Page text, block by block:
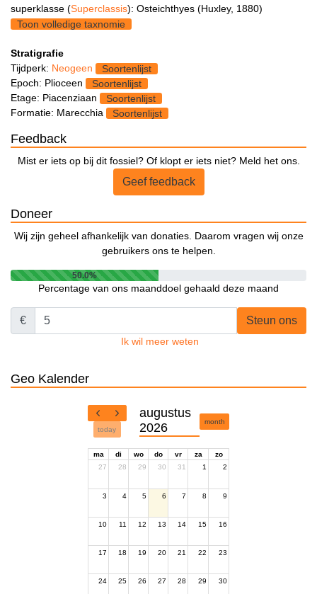
superklasse (Superclassis): Osteichthyes (Huxley, 1880)
Toon volledige taxnomie
Stratigrafie
Tijdperk: Neogeen
Soortenlijst
Epoch: Plioceen
Soortenlijst
Etage: Piacenziaan
Soortenlijst
Formatie: Marecchia
Soortenlijst
Feedback
Mist er iets op bij dit fossiel? Of klopt er iets niet? Meld het ons.
Geef feedback
Doneer
Wij zijn geheel afhankelijk van donaties. Daarom vragen wij onze
gebruikers ons te helpen.
50.0%
Percentage van ons maanddoel gehaald deze maand
€ Steun ons
Ik wil meer weten
Geo Kalender
today
augustus
2026
month
ma di wo do vr za
zo
27
28 29 30 31 1 2
3 4 5 6 7 8 9
10 11 12 13 14 15 16
17 18 19 20 21 22 23
24 25 26 27 28 29 30